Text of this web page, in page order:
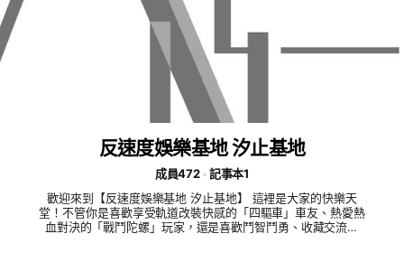
反速度娛樂基地 汐止基地
成員472
記事本1
歡迎來到【反速度娛樂基地 汐止基地】 這裡是大家的快樂天
堂！不管你是喜歡享受軌道改裝快感的「四驅車」車友、熱愛熱
血對決的「戰鬥陀螺」玩家，還是喜歡鬥智鬥勇、收藏交流的